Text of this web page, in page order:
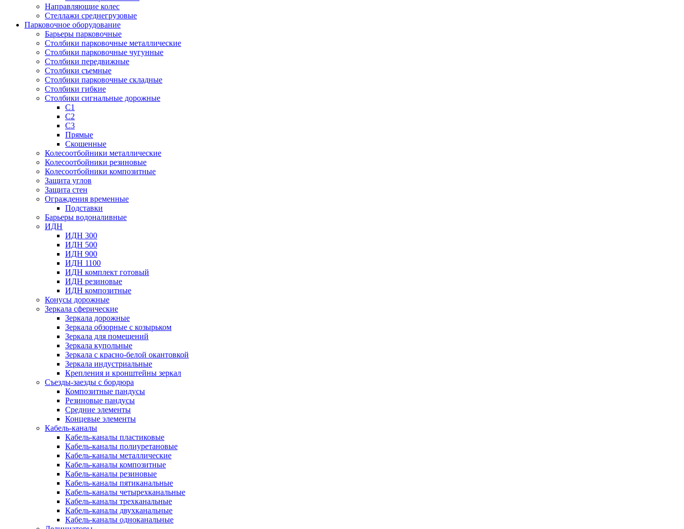
Направляющие колес
Стеллажи среднегрузовые
Парковочное оборудование
Барьеры парковочные
Столбики парковочные металлические
Столбики парковочные чугунные
Столбики передвижные
Столбики съемные
Столбики парковочные складные
Столбики гибкие
Столбики сигнальные дорожные
С1
С2
С3
Прямые
Скошенные
Колесоотбойники металлические
Колесоотбойники резиновые
Колесоотбойники композитные
Защита углов
Защита стен
Ограждения временные
Подставки
Барьеры водоналивные
ИДН
ИДН 300
ИДН 500
ИДН 900
ИДН 1100
ИДН комплект готовый
ИДН резиновые
ИДН композитные
Конусы дорожные
Зеркала сферические
Зеркала дорожные
Зеркала обзорные с козырьком
Зеркала для помещений
Зеркала купольные
Зеркала с красно-белой окантовкой
Зеркала индустриальные
Крепления и кронштейны зеркал
Съезды-заезды с бордюра
Композитные пандусы
Резиновые пандусы
Средние элементы
Концевые элементы
Кабель-каналы
Кабель-каналы пластиковые
Кабель-каналы полиуретановые
Кабель-каналы металлические
Кабель-каналы композитные
Кабель-каналы резиновые
Кабель-каналы пятиканальные
Кабель-каналы четырехканальные
Кабель-каналы трехканальные
Кабель-каналы двухканальные
Кабель-каналы одноканальные